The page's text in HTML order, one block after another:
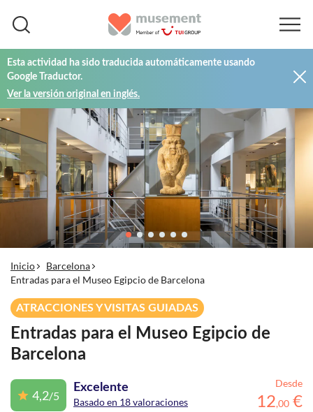
Esta actividad ha sido traducida automáticamente usando
Google Traductor.
Ver la versión original en inglés.
Inicio
Barcelona
Entradas para el Museo Egipcio de Barcelona
ATRACCIONES Y VISITAS GUIADAS
Entradas para el Museo Egipcio de
Barcelona
4,2/5
Excelente
Basado en 18 valoraciones
Desde
12,00 €